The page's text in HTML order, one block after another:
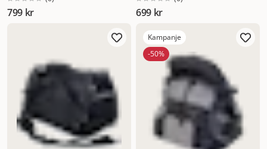
799 kr 699 kr
Kampanje
-50%